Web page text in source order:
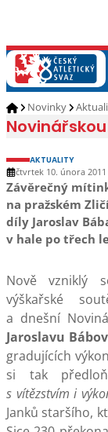
Novinky
AKTUALITY
čtvrtek 10. února 2011
Závěrečný
na pražském
díly Jaroslav
v hale po třech
Nově vzniklý
výškařské
a dnešní
Jaroslavu
gradujících
si tak
s vítězstvím i
Janků staršího,